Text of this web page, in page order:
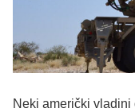
Neki američki